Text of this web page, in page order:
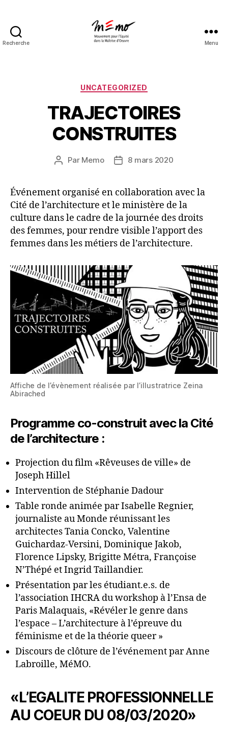
Recherche Menu
Catégories
UNCATEGORIZED
TRAJECTOIRES
CONSTRUITES
Auteur
Par Memo
Date8 mars 2020
Événement organisé en collaboration avec la
Cité de l’architecture et le ministère de la
culture dans le cadre de la journée des droits
des femmes, pour rendre visible l’apport des
femmes dans les métiers de l’architecture.
Affiche de l’évènement réalisée par l’illustratrice Zeina
Abirached
Programme co-construit avec la Cité
de l’architecture :
Projection du film «Rêveuses de ville» de
Joseph Hillel
Intervention de Stéphanie Dadour
Table ronde animée par Isabelle Regnier,
journaliste au Monde réunissant les
architectes Tania Concko, Valentine
Guichardaz-Versini, Dominique Jakob,
Florence Lipsky, Brigitte Métra, Françoise
N’Thépé et Ingrid Taillandier.
Présentation par les étudiant.e.s. de
l’association IHCRA du workshop à l’Ensa de
Paris Malaquais, «Révéler le genre dans
l’espace – L’architecture à l’épreuve du
féminisme et de la théorie queer »
Discours de clôture de l’événement par Anne
Labroille, MéMO.
«L’EGALITE PROFESSIONNELLE
AU COEUR DU 08/03/2020»